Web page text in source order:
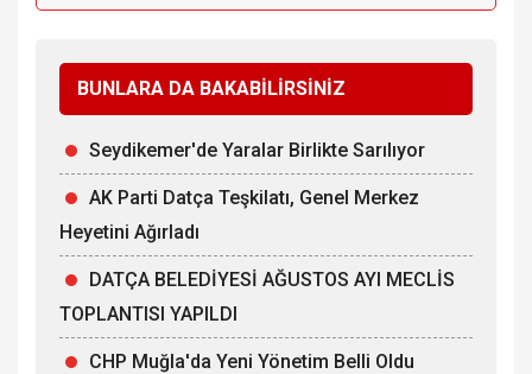
BUNLARA DA BAKABİLİRSİNİZ
Seydikemer'de Yaralar Birlikte Sarılıyor
AK Parti Datça Teşkilatı, Genel Merkez
Heyetini Ağırladı
DATÇA BELEDİYESİ AĞUSTOS AYI MECLİS
TOPLANTISI YAPILDI
CHP Muğla'da Yeni Yönetim Belli Oldu